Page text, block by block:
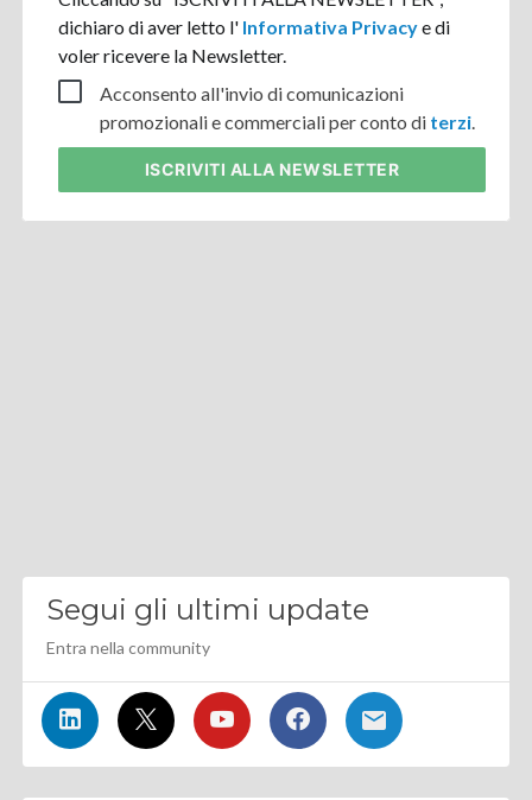
dichiaro di aver letto l' Informativa Privacye di
voler ricevere la Newsletter.
Acconsento all'invio di comunicazioni
promozionali e commerciali per conto di terzi.
ISCRIVITI ALLA NEWSLETTER
Segui gli ultimi update
Entra nella community